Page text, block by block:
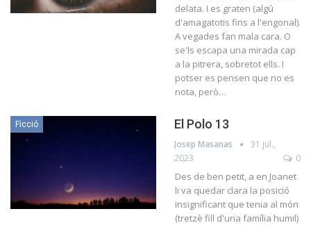
delata. I es graten (algú
d'amagatotis fins a l'engonal).
A vegades fan mala cara. O
se'ls escapa una mirada cap
a la pitrera, sobretot ells. I
potser es pensen que no es
nota, però…
Ficció El Polo 13
Josep Masanas
31 jul.,
2023
0
Des de ben petit, a en Joanet
li va quedar clara la posició
insignificant que tenia al món
(tretzè fill d'una família humil)